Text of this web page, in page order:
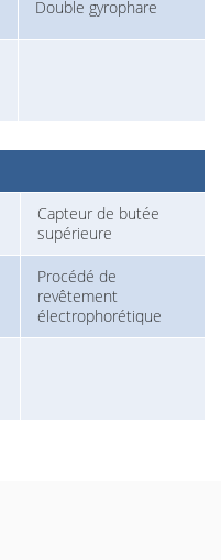
Double gyrophare
Capteur de butée
supérieure
Procédé de
revêtement
électrophorétique